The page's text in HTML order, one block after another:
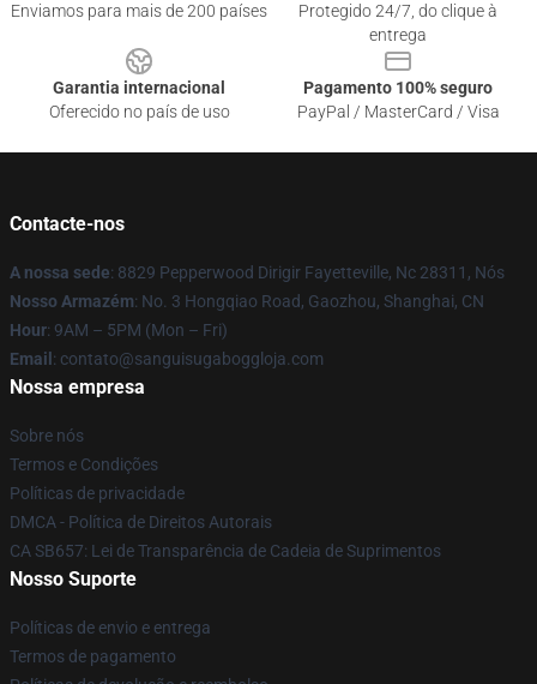
Enviamos para mais de 200 países
Protegido 24/7, do clique à
entrega
Garantia internacional
Oferecido no país de uso
Pagamento 100% seguro
PayPal / MasterCard / Visa
Contacte-nos
A nossa sede: 8829 Pepperwood Dirigir Fayetteville, Nc 28311, Nós
Nosso Armazém: No. 3 Hongqiao Road, Gaozhou, Shanghai, CN
Hour: 9AM – 5PM (Mon – Fri)
Email : contato@sanguisugaboggloja.com
Nossa empresa
Sobre nós
Termos e Condições
Políticas de privacidade
DMCA - Política de Direitos Autorais
CA SB657: Lei de Transparência de Cadeia de Suprimentos
Nosso Suporte
Políticas de envio e entrega
Termos de pagamento